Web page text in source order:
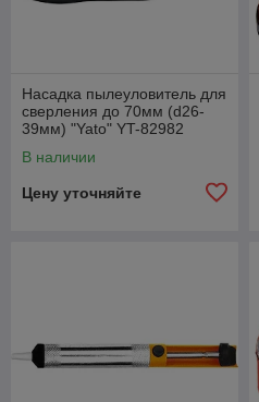
Насадка пылеуловитель для
сверления до 70мм (d26-
39мм) "Yato" YT-82982
В наличии
Цену уточняйте